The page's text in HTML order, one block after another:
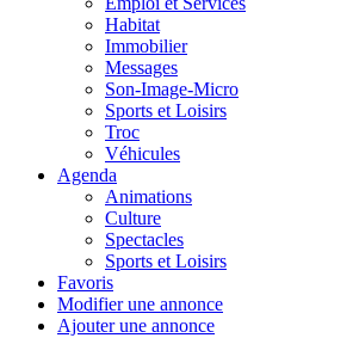
Habitat
Immobilier
Messages
Son-Image-Micro
Sports et Loisirs
Troc
Véhicules
Agenda
Animations
Culture
Spectacles
Sports et Loisirs
Favoris
Modifier une annonce
Ajouter une annonce